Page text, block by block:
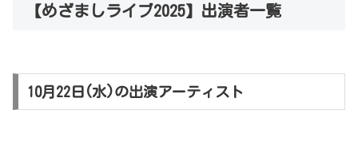
【めざましライブ2025】出演者一覧
10月22日(水)の出演アーティスト